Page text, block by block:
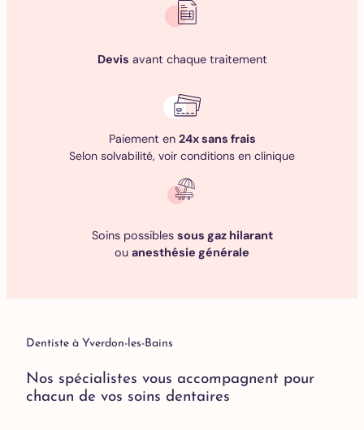
Devis avant chaque traitement
Paiement en 24x sans frais
Selon solvabilité, voir conditions en clinique
Soins possibles sous gaz hilarant
ou anesthésie générale
Dentiste à Yverdon-les-Bains
Nos spécialistes vous accompagnent pour
chacun de vos soins dentaires